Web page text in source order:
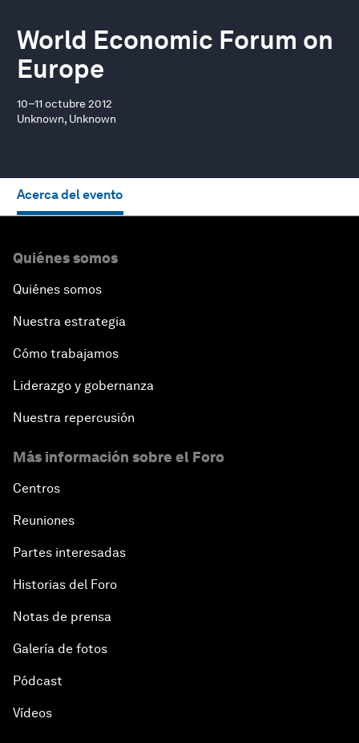
World Economic Forum on
Europe
10–11 octubre 2012
Unknown, Unknown
Acerca del evento
Quiénes somos
Quiénes somos
Nuestra estrategia
Cómo trabajamos
Liderazgo y gobernanza
Nuestra repercusión
Más información sobre el Foro
Centros
Reuniones
Partes interesadas
Historias del Foro
Notas de prensa
Galería de fotos
Pódcast
Vídeos